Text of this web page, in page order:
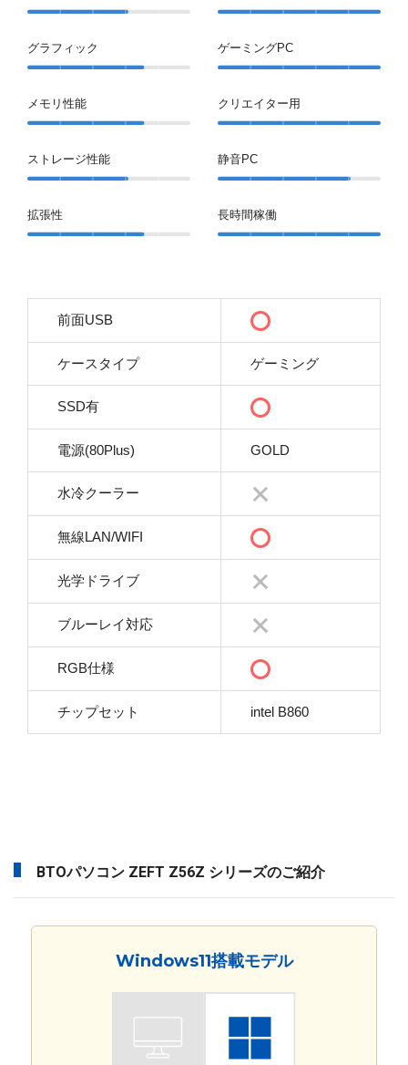
グラフィック
メモリ性能
ストレージ性能
拡張性
ゲーミングPC
クリエイター用
静音PC
長時間稼働
前面USB
ケースタイプ ゲーミング
SSD有
電源(80Plus) GOLD
水冷クーラー
無線LAN/WIFI
光学ドライブ
ブルーレイ対応
RGB仕様
チップセット intel B860
BTOパソコン ZEFT Z56Z シリーズのご紹介
Windows11搭載モデル